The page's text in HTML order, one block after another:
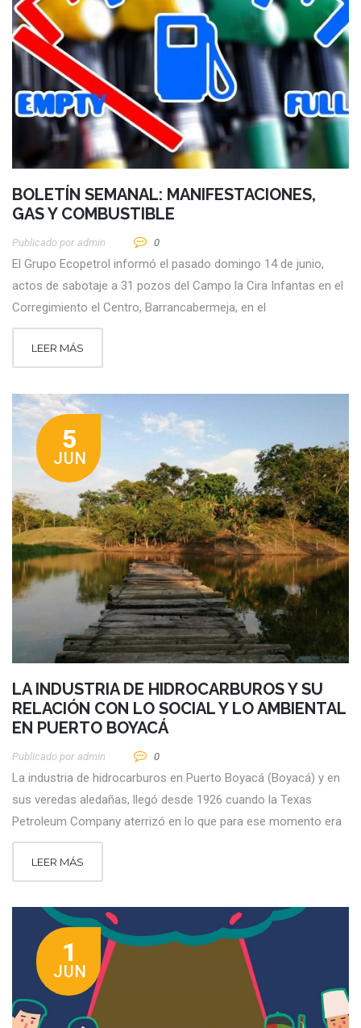
BOLETÍN SEMANAL: MANIFESTACIONES,
GAS Y COMBUSTIBLE
Publicado por Admin 0
El Grupo Ecopetrol informó el pasado domingo 14 de junio,
actos de sabotaje a 31 pozos del Campo la Cira Infantas en el
Corregimiento el Centro, Barrancabermeja, en el
LEER MÁS
5
JUN
LA INDUSTRIA DE HIDROCARBUROS Y SU
RELACIÓN CON LO SOCIAL Y LO AMBIENTAL
EN PUERTO BOYACÁ
Publicado por Admin 0
La industria de hidrocarburos en Puerto Boyacá (Boyacá) y en
sus veredas aledañas, llegó desde 1926 cuando la Texas
Petroleum Company aterrizó en lo que para ese momento era
LEER MÁS
1
JUN